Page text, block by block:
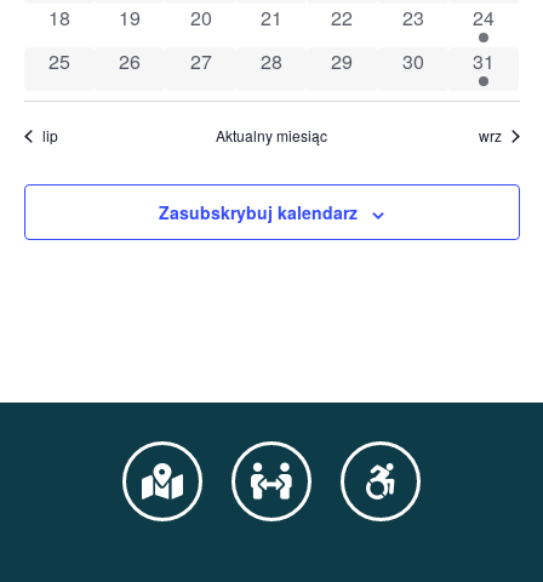
0 wydarzenia
18 0 wydarzenia
19 0 wydarzenia
20 0 wydarzenia
21 0 wydarzenia
22 0 wydarzenia
23 9
24
0 wydarzenia
25 0 wydarzenia
26 0 wydarzenia
27 0 wydarzenia
28 0 wydarzenia
29 0 wydarzenia
30 2
31
lip Aktualny miesiąc wrz
Zasubskrybuj kalendarz